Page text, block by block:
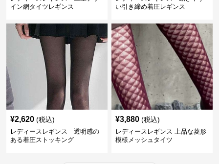
イン網タイツレギンス
い引き締め着圧レギンス
¥2,620 (税込)
レディースレギンス 透明感の
ある着圧ストッキング
¥3,880 (税込)
レディースレギンス 上品な菱形
模様メッシュタイツ